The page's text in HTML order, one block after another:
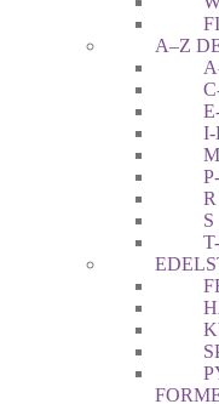
A–Z
I-
R
S